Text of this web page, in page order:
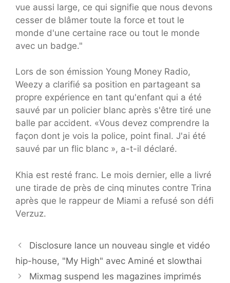
vue aussi large, ce qui signifie que nous devons
cesser de blâmer toute la force et tout le
monde d'une certaine race ou tout le monde
avec un badge."
Lors de son émission Young Money Radio,
Weezy a clarifié sa position en partageant sa
propre expérience en tant qu'enfant qui a été
sauvé par un policier blanc après s'être tiré une
balle par accident. «Vous devez comprendre la
façon dont je vois la police, point final. J'ai été
sauvé par un flic blanc », a-t-il déclaré.
Khia est resté franc. Le mois dernier, elle a livré
une tirade de près de cinq minutes contre Trina
après que le rappeur de Miami a refusé son défi
Verzuz.
Disclosure lance un nouveau single et vidéo
hip-house, "My High" avec Aminé et slowthai
Mixmag suspend les magazines imprimés